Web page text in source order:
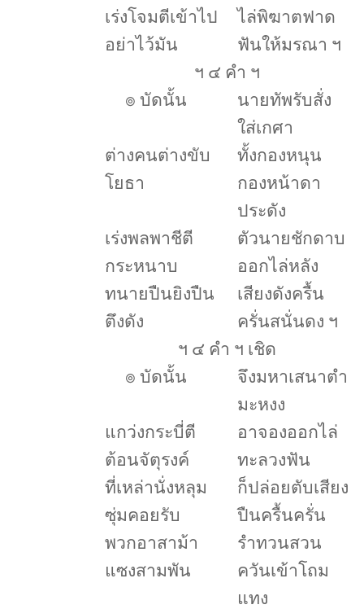
เร่งโจมตีเข้าไป
อย่าไว้มัน
ไล่พิฆาตฟาด
ฟันให้มรณา ฯ
ฯ ๔ คำ ฯ
๏ บัดนั้น
นายทัพรับสั่ง
ใส่เกศา
ต่างคนต่างขับ
โยธา
ทั้งกองหนุน
กองหน้าดา
ประดัง
เร่งพลพาชีตี
กระหนาบ
ตัวนายชักดาบ
ออกไล่หลัง
ทนายปืนยิงปืน
ตึงดัง
เสียงดังครื้น
ครั่นสนั่นดง ฯ
ฯ ๔ คำ ฯ เชิด
๏ บัดนั้น
จึงมหาเสนาตำ
มะหงง
แกว่งกระบี่ตี
ต้อนจัตุรงค์
อาจองออกไล่
ทะลวงฟัน
ที่เหล่านั่งหลุม
ซุ่มคอยรับ
ก็ปล่อยตับเสียง
ปืนครื้นครั่น
พวกอาสาม้า
แซงสามพัน
รำทวนสวน
ควันเข้าโถม
แทง